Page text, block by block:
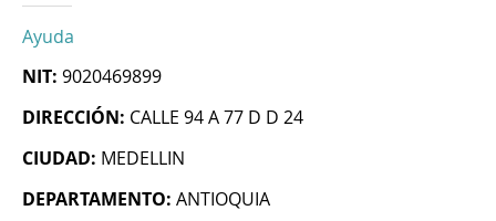
Ayuda
NIT: 9020469899
DIRECCIÓN: CALLE 94 A 77 D D 24
CIUDAD: MEDELLIN
DEPARTAMENTO: ANTIOQUIA